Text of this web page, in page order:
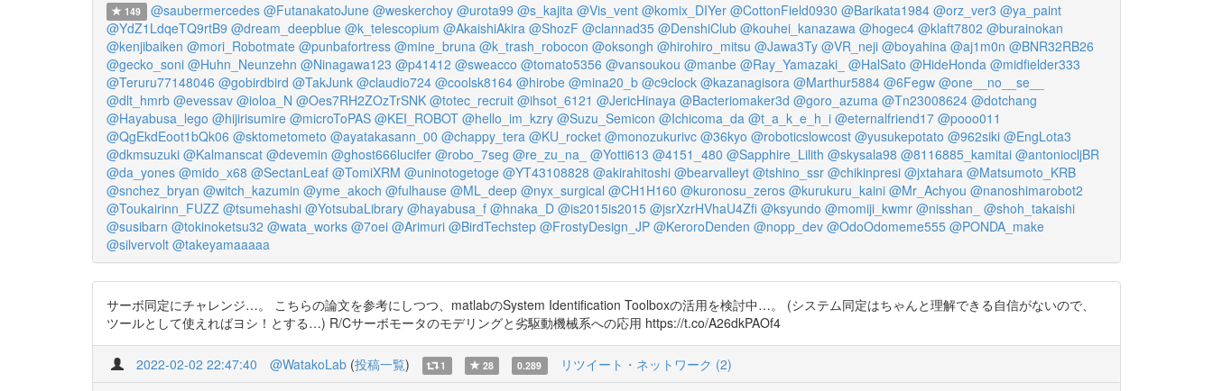
149 @saubermercedes @FutanakatoJune @weskerchoy @urota99 @s_kajita @Vis_vent @komix_DIYer @CottonField0930 @Barikata1984 @orz_ver3 @ya_paint
@YdZ1LdqeTQ9rtB9 @dream_deepblue @k_telescopium @AkaishiAkira @ShozF @clannad35 @DenshiClub @kouhei_kanazawa @hogec4 @klaft7802 @burainokan
@kenjibaiken @mori_Robotmate @punbafortress @mine_bruna @k_trash_robocon @oksongh @hirohiro_mitsu @Jawa3Ty @VR_neji @boyahina @aj1m0n @BNR32RB26
@gecko_soni @Huhn_Neunzehn @Ninagawa123 @p41412 @sweacco @tomato5356 @vansoukou @manbe @Ray_Yamazaki_ @HalSato @HideHonda @midfielder333
@Teruru77148046 @gobirdbird @TakJunk @claudio724 @coolsk8164 @hirobe @mina20_b @c9clock @kazanagisora @Marthur5884 @6Fegw @one__no__se__
@dlt_hmrb @evessav @ioloa_N @Oes7RH2ZOzTrSNK @totec_recruit @ihsot_6121 @JericHinaya @Bacteriomaker3d @goro_azuma @Tn23008624 @dotchang
@Hayabusa_lego @hijirisumire @microToPAS @KEI_ROBOT @hello_im_kzry @Suzu_Semicon @Ichicoma_da @t_a_k_e_h_i @eternalfriend17 @pooo011
@QgEkdEoot1bQk06 @sktometometo @ayatakasann_00 @chappy_tera @KU_rocket @monozukurivc @36kyo @roboticslowcost @yusukepotato @962siki @EngLota3
@dkmsuzuki @Kalmanscat @devemin @ghost666lucifer @robo_7seg @re_zu_na_ @Yotti613 @4151_480 @Sapphire_Lilith @skysala98 @8116885_kamitai @antoniocljBR
@da_yones @mido_x68 @SectanLeaf @TomiXRM @uninotogetoge @YT43108828 @akirahitoshi @bearvalleyt @tshino_ssr @chikinpresi @jxtahara @Matsumoto_KRB
@snchez_bryan @witch_kazumin @yme_akoch @fulhause @ML_deep @nyx_surgical @CH1H160 @kuronosu_zeros @kurukuru_kaini @Mr_Achyou @nanoshimarobot2
@Toukairinn_FUZZ @tsumehashi @YotsubaLibrary @hayabusa_f @hnaka_D @is2015is2015 @jsrXzrHVhaU4Zfi @ksyundo @momiji_kwmr @nisshan_
@shoh_takaishi
@susibarn @tokinoketsu32 @wata_works @7oei @Arimuri @BirdTechstep @FrostyDesign_JP @KeroroDenden @nopp_dev @OdoOdomeme555 @PONDA_make
@silvervolt @takeyamaaaaa
サーボ同定にチャレンジ…。 こちらの論文を参考にしつつ、matlabのSystem Identification Toolboxの活用を検討中…。 (システム同定はちゃんと理解できる自信がないので、
ツールとして使えればヨシ！とする…) R/Cサーボモータのモデリングと劣駆動機械系への応用 https://t.co/A26dkPAOf4
2022-02-02 22:47:40 @WatakoLab (投稿一覧) 1 28 0.289 リツイート・ネットワーク (2)